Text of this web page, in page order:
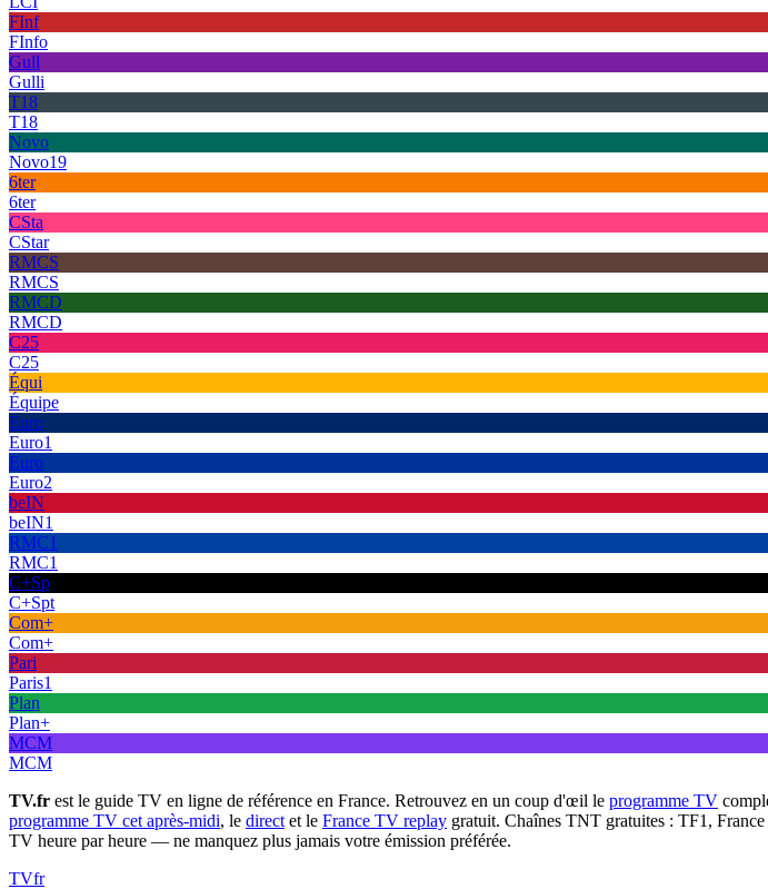
FInf
FInfo
Gull
Gulli
T18
T18
Novo
Novo19
6ter
6ter
CSta
CStar
RMCS
RMCS
RMCD
RMCD
C25
C25
Équi
Équipe
Euro
Euro1
Euro
Euro2
beIN
beIN1
RMC1
RMC1
C+Sp
C+Spt
Com+
Com+
Pari
Paris1
Plan
Plan+
MCM
MCM
TV.fr est le guide TV en ligne de référence en France. Retrouvez en un coup d'œil le programme TV
programme TV cet après-midi, le direct et le France TV replay gratuit. Chaînes TNT gratuites : TF1,
TV heure par heure — ne manquez plus jamais votre émission préférée.
TVfr